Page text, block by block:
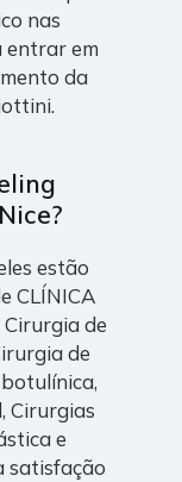
nas
entrar em
da
estão
CLÍNICA
Cirurgia de
de
Cirurgias
e
satisfação